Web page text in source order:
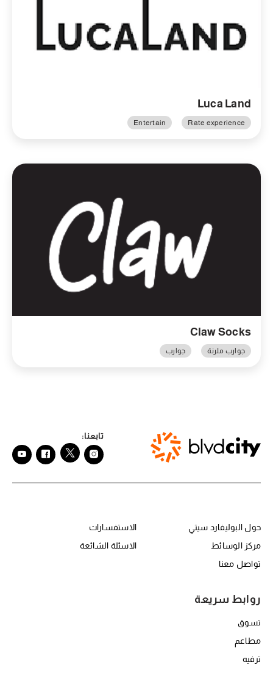
Luca Land
Rate experience
Entertain
Claw Socks
جوارب ملرنة جوارب
تابعنا:
حول البوليفارد سيتي
مركز الوسائط
تواصل معنا
الاستفسارات
الاسئلة الشائعة
روابط سريعة
تسوق
مطاعم
ترفيه